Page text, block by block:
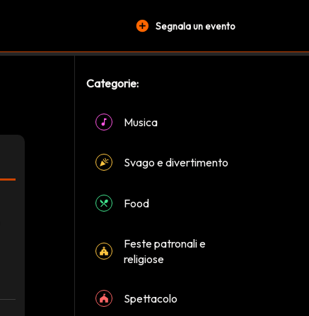
add_circle Segnala un evento
Categorie:
Musica
Svago e divertimento
Food
Feste patronali e
religiose
Spettacolo